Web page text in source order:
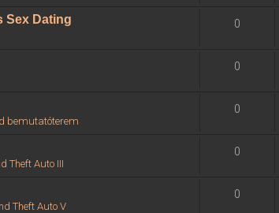
Sex Dating 0
0
bemutatóterem
0
Theft Auto III
0
Theft Auto V
0